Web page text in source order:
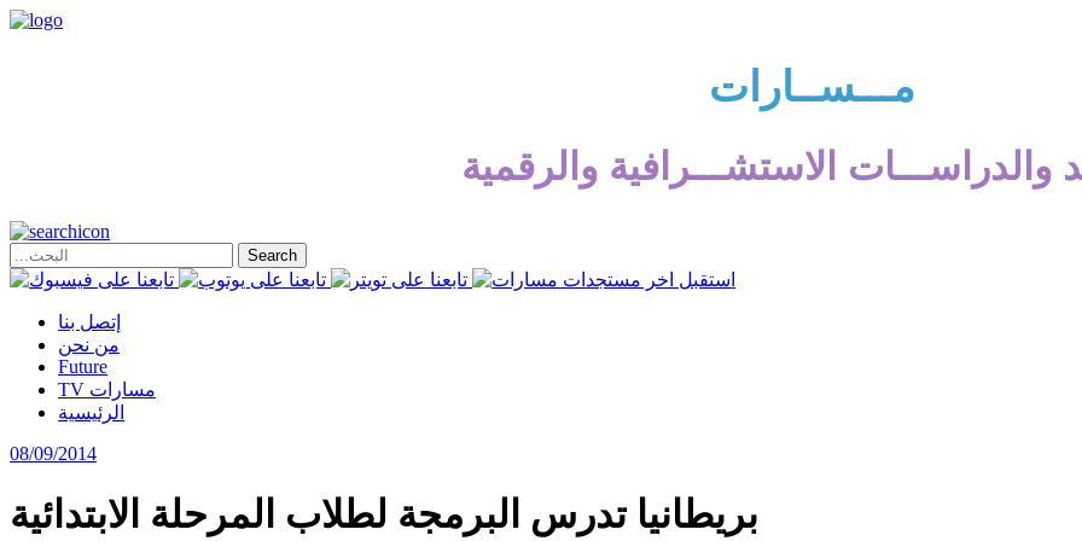
مـــســارات
والدراســـات الاستشـــرافية والرقمية
إتصل بنا
من نحن
Future
TV مسارات
الرئيسية
08/09/2014
بريطانيا تدرس البرمجة لطلاب المرحلة الابتدائية